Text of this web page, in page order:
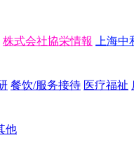
株式会社協栄情報 上海
餐饮/服务接待 医疗福祉
他